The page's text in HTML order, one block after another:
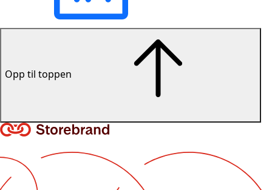
Opp til toppen
Lenke til forsiden